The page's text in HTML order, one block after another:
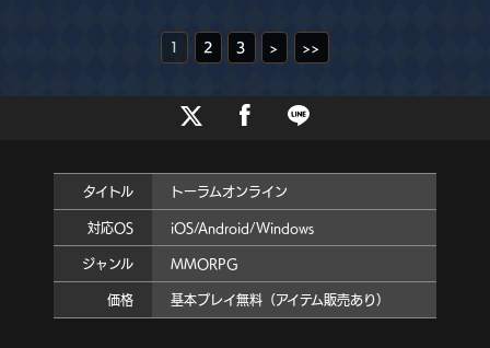
1 2 3 > >>
タイトル トーラムオンライン
対応OS iOS/Android/Windows
ジャンル MMORPG
価格 基本プレイ無料（アイテム販売あり）